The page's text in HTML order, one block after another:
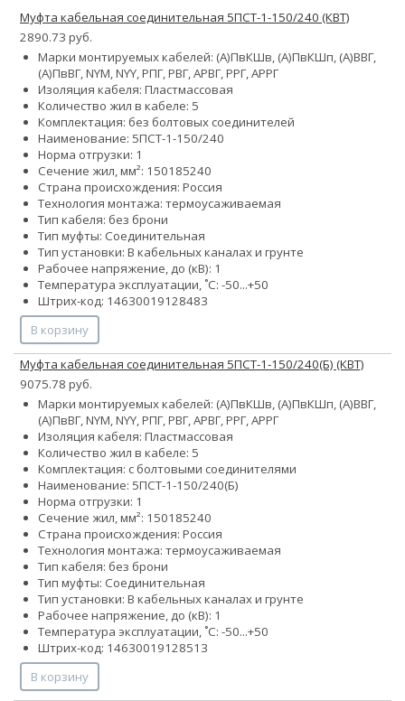
Муфта кабельная соединительная 5ПСТ-1-150/240 (КВТ)
2890.73 руб.
Марки монтируемых кабелей: (А)ПвКШв, (А)ПвКШп, (А)ВВГ,
(А)ПвВГ, NYM, NYY, РПГ, РВГ, АРВГ, РРГ, АРРГ
Изоляция кабеля: Пластмассовая
Количество жил в кабеле: 5
Комплектация: без болтовых соединителей
Наименование: 5ПСТ-1-150/240
Норма отгрузки: 1
Сечение жил, мм²: 150185240
Страна происхождения: Россия
Технология монтажа: термоусаживаемая
Тип кабеля: без брони
Тип муфты: Соединительная
Тип установки: В кабельных каналах и грунте
Рабочее напряжение, до (кВ): 1
Температура эксплуатации, ˚С: -50...+50
Штрих-код: 14630019128483
В корзину
Муфта кабельная соединительная 5ПСТ-1-150/240(Б) (КВТ)
9075.78 руб.
Марки монтируемых кабелей: (А)ПвКШв, (А)ПвКШп, (А)ВВГ,
(А)ПвВГ, NYM, NYY, РПГ, РВГ, АРВГ, РРГ, АРРГ
Изоляция кабеля: Пластмассовая
Количество жил в кабеле: 5
Комплектация: с болтовыми соединителями
Наименование: 5ПСТ-1-150/240(Б)
Норма отгрузки: 1
Сечение жил, мм²: 150185240
Страна происхождения: Россия
Технология монтажа: термоусаживаемая
Тип кабеля: без брони
Тип муфты: Соединительная
Тип установки: В кабельных каналах и грунте
Рабочее напряжение, до (кВ): 1
Температура эксплуатации, ˚С: -50...+50
Штрих-код: 14630019128513
В корзину